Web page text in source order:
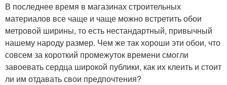
В последнее время в магазинах строительных
материалов все чаще и чаще можно встретить обои
метровой ширины, то есть нестандартный, привычный
нашему народу размер. Чем же так хороши эти обои, что
совсем за короткий промежуток времени смогли
завоевать сердца широкой публики, как их клеить и стоит
ли им отдавать свои предпочтения?